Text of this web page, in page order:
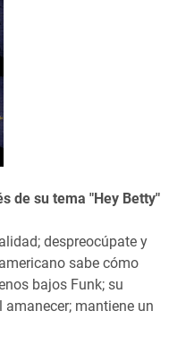
de su tema "Hey Betty"
despreocúpate y
sabe cómo
bajos Funk; su
mantiene un